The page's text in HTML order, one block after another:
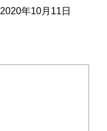
2020年10月11日